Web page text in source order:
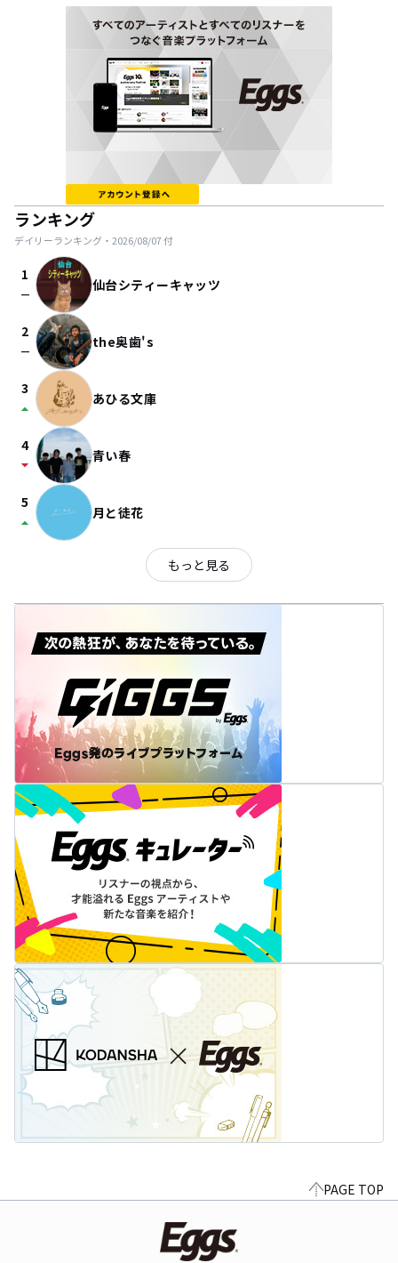
ランキング
デイリーランキング・ 2026/08/07付
1
check_indeterminate_small 仙台シティーキャッツ
2
check_indeterminate_small the奥歯's
3
arrow_drop_up あひる文庫
4
arrow_drop_down 青い春
5
arrow_drop_up 月と徒花
もっと見る
PAGE TOP